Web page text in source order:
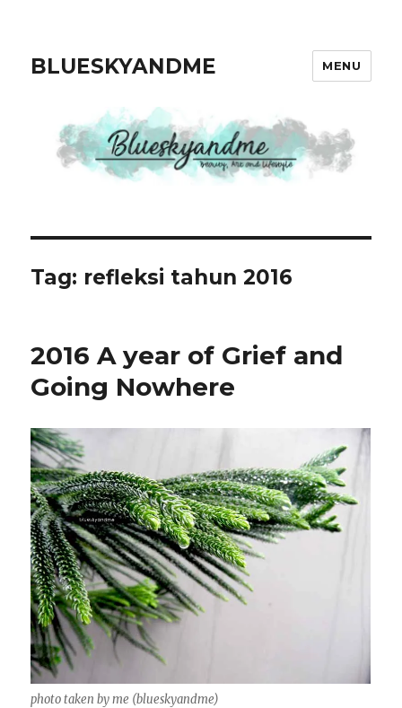
BLUESKYANDME MENU
Tag: refleksi tahun 2016
2016 A year of Grief and
Going Nowhere
photo taken by me (blueskyandme)